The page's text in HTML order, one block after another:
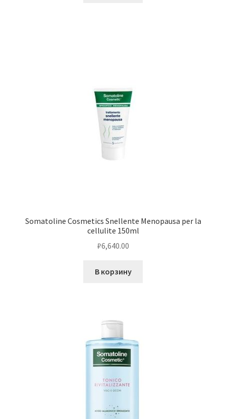
Somatoline Cosmetics Snellente Menopausa per la
cellulite 150ml
₽6,640.00
В корзину